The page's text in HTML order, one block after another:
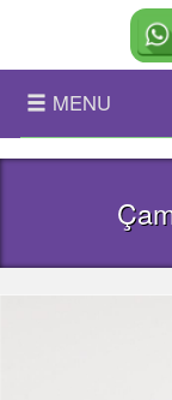
MENU
ANASAYFA
ÜRÜNLER